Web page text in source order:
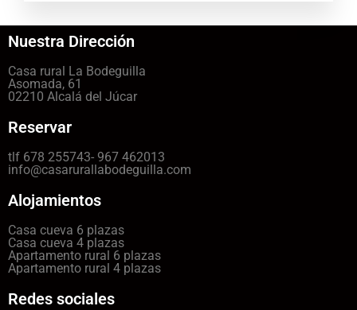
Nuestra Dirección
Casa rural La Bodeguilla
Asomada, 61
02210 Alcalá del Júcar
Reservar
tlf 678 255743- 967 462013
info@casarurallabodeguilla.com
Alojamientos
Casa cueva 6 plazas
Casa cueva 4 plazas
Apartamento rural 6 plazas
Apartamento rural 4 plazas
Redes sociales